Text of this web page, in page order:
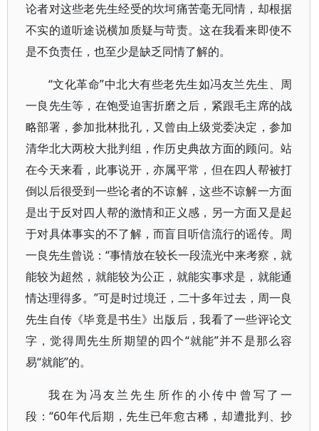
论者对这些老先生经受的坎坷痛苦毫无同情，却根据
不实的道听途说横加质疑与苛责。这在我看来即使不
是不负责任，也至少是缺乏同情了解的。
“文化革命”中北大有些老先生如冯友兰先生、周
一良先生等，在饱受迫害折磨之后，紧跟毛主席的战
略部署，参加批林批孔，又曾由上级党委决定，参加
清华北大两校大批判组，作历史典故方面的顾问。站
在今天来看，此事说开，亦属平常，但在四人帮被打
倒以后很受到一些论者的不谅解，这些不谅解一方面
是出于反对四人帮的激情和正义感，另一方面又是起
于对具体事实的不了解，而盲目听信流行的谣传。周
一良先生曾说：“事情放在较长一段流光中来考察，就
能较为超然，就能较为公正，就能实事求是，就能通
情达理得多。”可是时过境迁，二十多年过去，周一良
先生自传《毕竟是书生》出版后，我看了一些评论文
字，觉得周先生所期望的四个“就能”并不是那么容
易“就能”的。
我在为冯友兰先生所作的小传中曾写了一
段：“60年代后期，先生已年愈古稀，却遭批判、抄